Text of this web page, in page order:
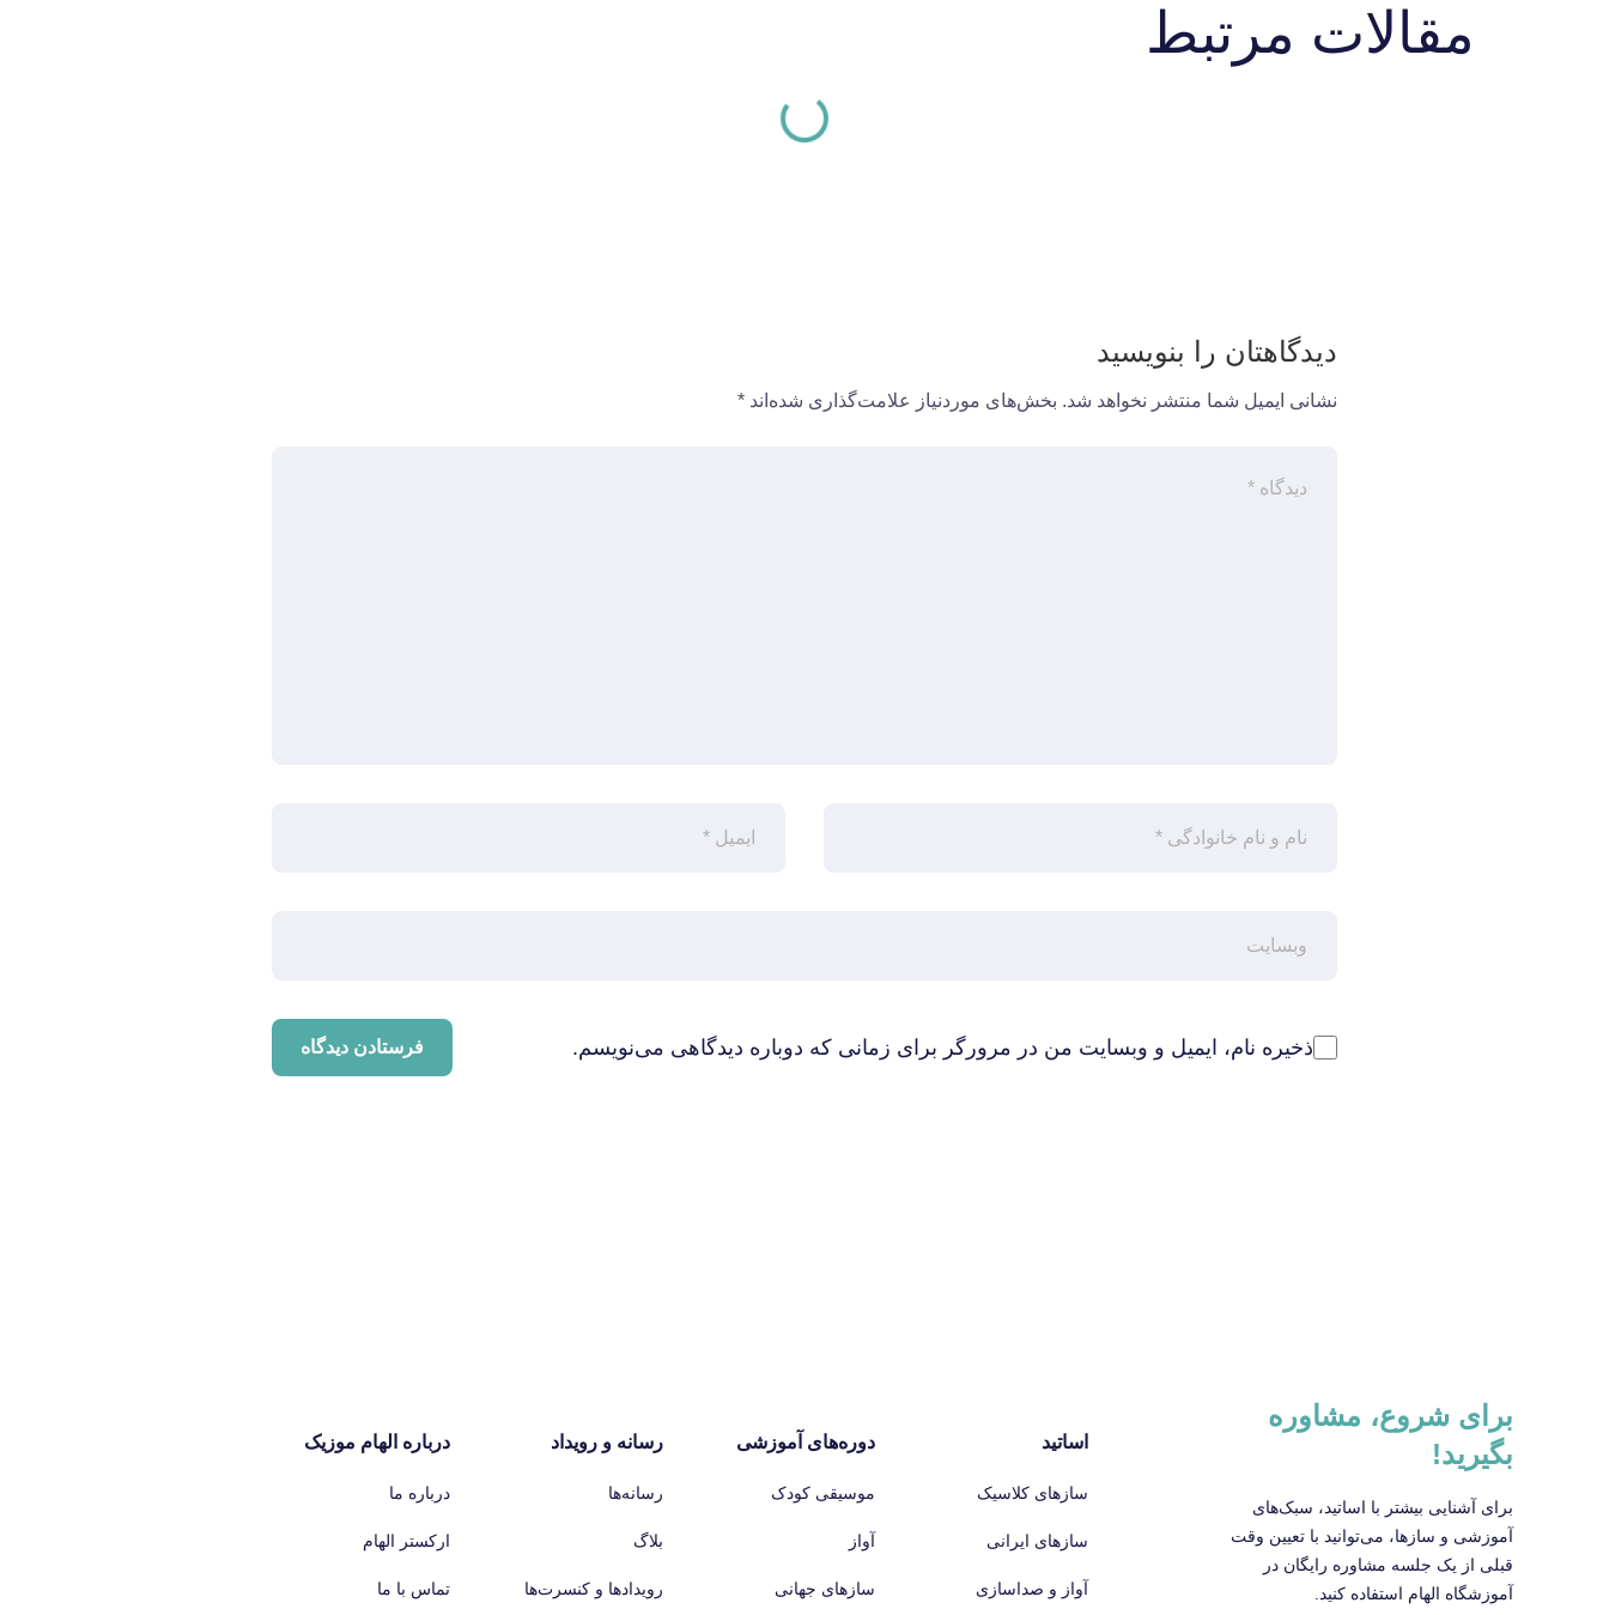
مقالات مرتبط
دیدگاهتان را بنویسید
نشانی ایمیل شما منتشر نخواهد شد. بخش‌های موردنیاز علامت‌گذاری شده‌اند *
ذخیره نام، ایمیل و وبسایت من در مرورگر برای زمانی که دوباره دیدگاهی می‌نویسم.
برای شروع، مشاوره
بگیرید!
برای آشنایی بیشتر با اساتید، سبک‌های
آموزشی و سازها، می‌توانید با تعیین وقت
قبلی از یک جلسه مشاوره رایگان در
آموزشگاه الهام استفاده کنید.
اساتید
سازهای کلاسیک
سازهای ایرانی
آواز و صداسازی
دوره‌های آموزشی
موسیقی کودک
آواز
سازهای جهانی
رسانه و رویداد
رسانه‌ها
بلاگ
رویدادها و کنسرت‌ها
درباره الهام موزیک
درباره ما
ارکستر الهام
تماس با ما